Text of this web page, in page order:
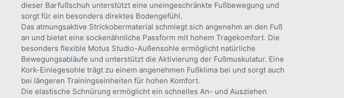
dieser Barfußschuh unterstützt eine uneingeschränkte Fußbewegung und
sorgt für ein besonders direktes Bodengefühl.
Das atmungsaktive Strickobermaterial schmiegt sich angenehm an den Fuß
an und bietet eine sockenähnliche Passform mit hohem Tragekomfort. Die
besonders flexible Motus Studio-Außensohle ermöglicht natürliche
Bewegungsabläufe und unterstützt die Aktivierung der Fußmuskulatur. Eine
Kork-Einlegesohle trägt zu einem angenehmen Fußklima bei und sorgt auch
bei längeren Trainingseinheiten für hohen Komfort.
Die elastische Schnürung ermöglicht ein schnelles An- und Ausziehen